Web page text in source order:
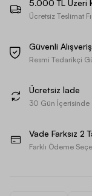
5.000 TL Üzeri
Ücretsiz Teslimat
Güvenli Alışveriş
Resmi Tedarikçi
Ücretsiz İade
30 Gün İçerisinde
Vade Farksız 2
Farklı Ödeme